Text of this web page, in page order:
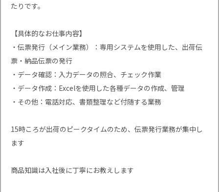
たりです。
【具体的なお仕事内容】
・伝票発行（メイン業務）：専用システムを使用した、出荷伝
票・納品伝票の発行
・データ確認：入力データの照合、チェック作業
・データ作成：Excelを使用した各種データの作成、管理
・その他：電話対応、書類整理など付随する業務
15時ころが出荷のピークタイムのため、伝票発行業務が集中し
ます
商品知識は入社後に丁寧にお教えします